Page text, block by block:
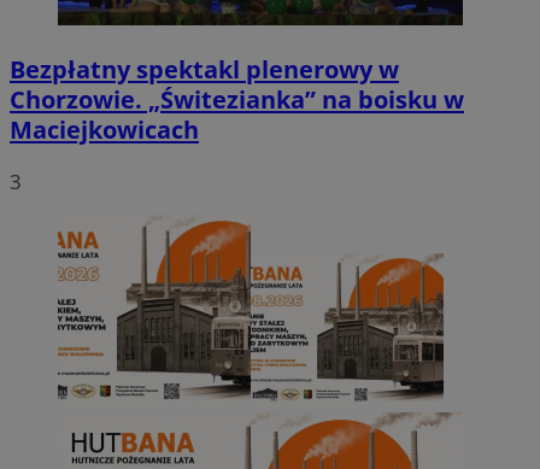
Bezpłatny spektakl plenerowy w
Chorzowie. „Świtezianka” na boisku w
Maciejkowicach
3